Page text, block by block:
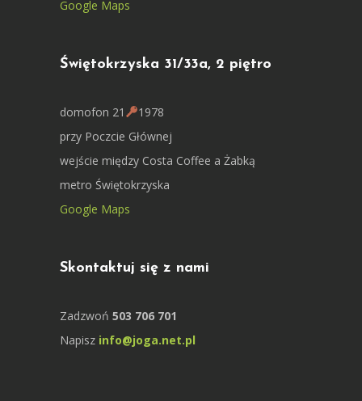
Google Maps
Świętokrzyska 31/33a, 2 piętro
domofon 21
1978
przy Poczcie Głównej
wejście między Costa Coffee a Żabką
metro Świętokrzyska
Google Maps
Skontaktuj się z nami
Zadzwoń 503 706 701
Napisz info@joga.net.pl